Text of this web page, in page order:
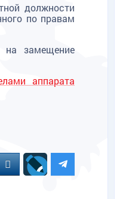
должности
по правам
на замещение
аппарата
MAIL.RU